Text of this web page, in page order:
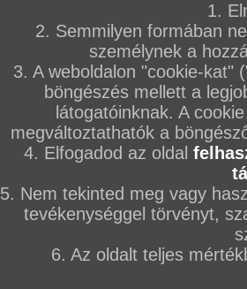
1.
2. Semmilyen formában
személynek a
3. A weboldalon "cookie-kat"
böngészés mellett a
látogatóinknak. A
megváltoztathatók a
4. Elfogadod az oldal
5. Nem tekinted meg vagy
tevékenységgel törvényt,
6. Az oldalt teljes